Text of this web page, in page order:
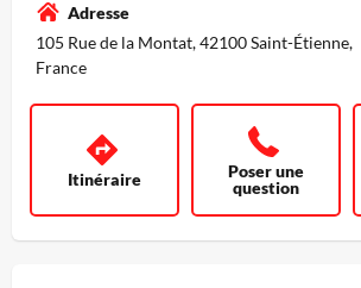
Adresse
105 Rue de la Montat, 42100 Saint-Étienne,
France
Itinéraire
Poser une
question